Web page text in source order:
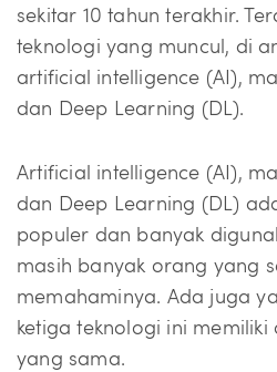
sekitar 10 tahun terakhir.
teknologi yang muncul, di
artificial intelligence (AI),
dan Deep Learning (DL).
Artificial intelligence (AI),
dan Deep Learning (DL)
populer dan banyak
masih banyak orang yang
memahaminya. Ada juga
ketiga teknologi ini
yang sama.